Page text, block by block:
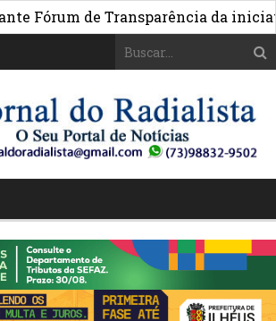
de Transparência da iniciativa